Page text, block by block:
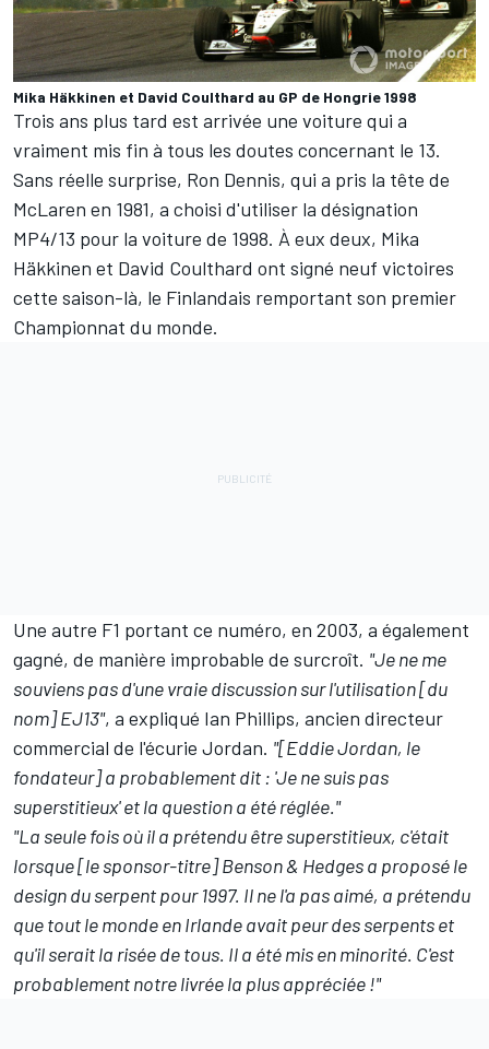
Mika Häkkinen et David Coulthard au GP de Hongrie 1998
Trois ans plus tard est arrivée une voiture qui a
vraiment mis fin à tous les doutes concernant le 13.
Sans réelle surprise, Ron Dennis, qui a pris la tête de
McLaren en 1981, a choisi d'utiliser la désignation
MP4/13 pour la voiture de 1998. À eux deux, Mika
Häkkinen et David Coulthard ont signé neuf victoires
cette saison-là, le Finlandais remportant son premier
Championnat du monde.
Une autre F1 portant ce numéro, en 2003, a également
gagné, de manière improbable de surcroît. "Je ne me
souviens pas d'une vraie discussion sur l'utilisation [du
nom] EJ13", a expliqué Ian Phillips, ancien directeur
commercial de l'écurie Jordan. "[Eddie Jordan, le
fondateur] a probablement dit : 'Je ne suis pas
superstitieux' et la question a été réglée."
"La seule fois où il a prétendu être superstitieux, c'était
lorsque [le sponsor-titre] Benson & Hedges a proposé le
design du serpent pour 1997. Il ne l'a pas aimé, a prétendu
que tout le monde en Irlande avait peur des serpents et
qu'il serait la risée de tous. Il a été mis en minorité. C'est
probablement notre livrée la plus appréciée !"